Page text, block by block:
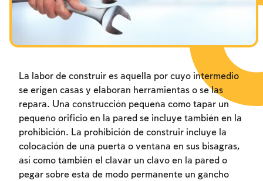
Los ayunos por la destrucción del Templo
Purim
La labor de construir es aquella por cuyo intermedio
se erigen casas y elaboran herramientas o se las
repara. Una construcción pequeña como tapar un
pequeño orificio en la pared se incluye también en la
prohibición. La prohibición de construir incluye la
colocación de una puerta o ventana en sus bisagras,
así como también el clavar un clavo en la pared o
pegar sobre esta de modo permanente un gancho